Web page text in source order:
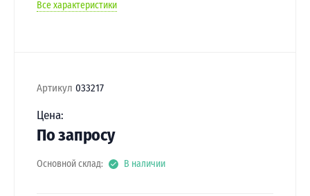
Все характеристики
Артикул 033217
Цена:
По запросу
Основной склад: В наличии